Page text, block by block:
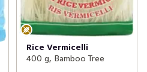
Rice Vermicelli
400 g, Bamboo Tree